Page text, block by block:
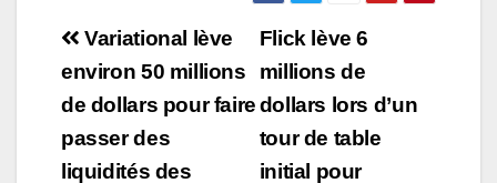
Navigation
de
l’article
Flick lève 6
millions de
dollars lors d’un
tour de table
initial pour
Variational lève
environ 50 millions
de dollars pour faire
passer des
liquidités des